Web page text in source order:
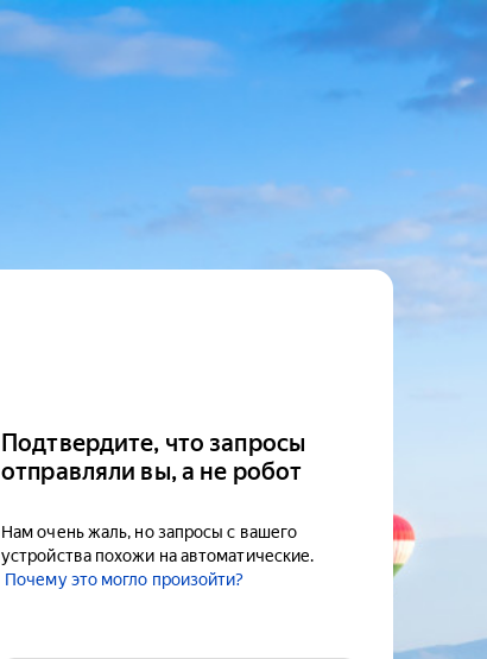
Подтвердите, что запросы
отправляли вы, а не робот
Нам очень жаль, но запросы с вашего
устройства похожи на автоматические.
Почему это могло произойти?